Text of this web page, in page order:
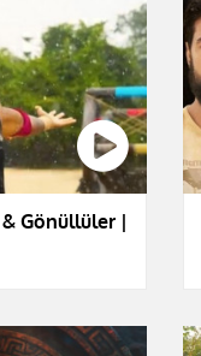
Gönüllüler |